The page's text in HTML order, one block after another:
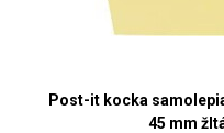
Post-it kocka
45 mm